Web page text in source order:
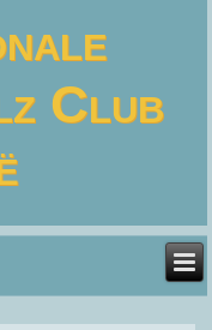
Club